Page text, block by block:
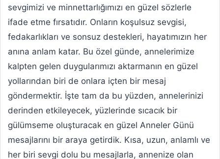
sevgimizi ve minnettarlığımızı en güzel sözlerle
ifade etme fırsatıdır. Onların koşulsuz sevgisi,
fedakarlıkları ve sonsuz destekleri, hayatımızın her
anına anlam katar. Bu özel günde, annelerimize
kalpten gelen duygularımızı aktarmanın en güzel
yollarından biri de onlara içten bir mesaj
göndermektir. İşte tam da bu yüzden, annelerinizi
derinden etkileyecek, yüzlerinde sıcacık bir
gülümseme oluşturacak en güzel Anneler Günü
mesajlarını bir araya getirdik. Kısa, uzun, anlamlı ve
her biri sevgi dolu bu mesajlarla, annenize olan